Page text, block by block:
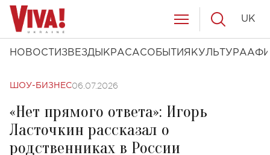
НОВОСТИ ЗВЕЗДЫ КРАСАСОБЫТИЯ КУЛЬТУРА
UK
ШОУ-БИЗНЕС06.07.2026
«Нет прямого ответа»: Игорь
Ласточкин рассказал о
родственниках в России